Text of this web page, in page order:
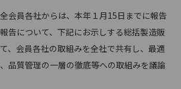
会員各社からは、本年１月15日までに報告
告について、下記にお示しする総括製造販
、会員各社の取組みを全社で共有し、最適
品質管理の一層の徹底等への取組みを議論